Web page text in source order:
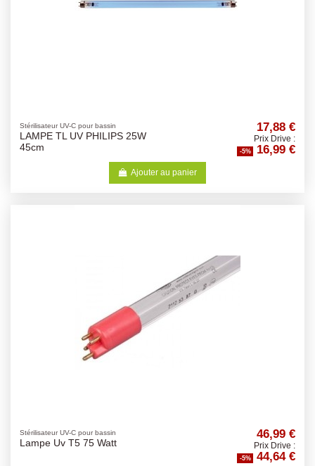
Stérilisateur UV-C pour bassin
LAMPE TL UV PHILIPS 25W
45cm
17,88 €
Prix Drive :
-5% 16,99 €
Ajouter au panier
Stérilisateur UV-C pour bassin
Lampe Uv T5 75 Watt
46,99 €
Prix Drive :
-5% 44,64 €